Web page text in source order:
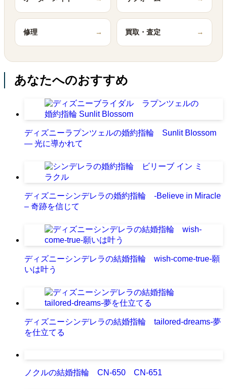
修理 → 買取・査定 →
あなたへのおすすめ
ディズニーラプンツェルの婚約指輪 Sunlit Blossom
― 光に導かれて
ディズニーシンデレラの婚約指輪 -Believe in Miracle
– 奇跡を信じて
ディズニーシンデレラの結婚指輪 wish-come-true-願
いは叶う
ディズニーシンデレラの結婚指輪 tailored-dreams-夢
を仕立てる
ノクルの結婚指輪 CN-650 CN-651